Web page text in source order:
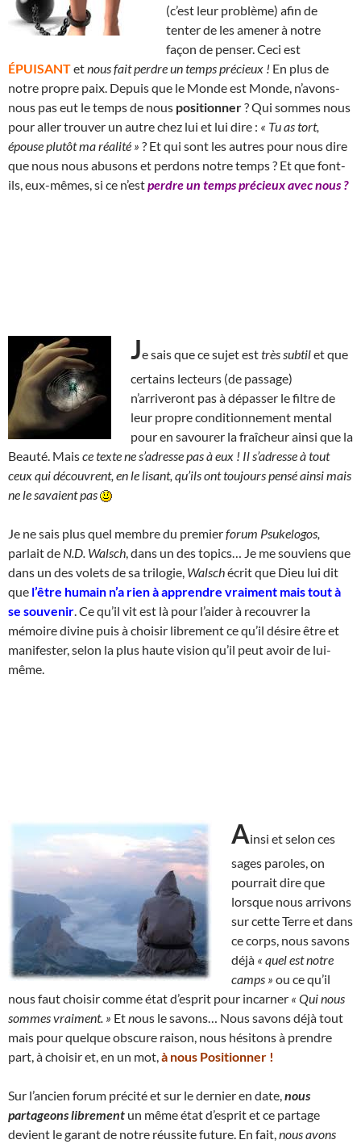
(c’est leur problème) afin de
tenter de les amener à notre
façon de penser. Ceci est
ÉPUISANTetnous fait perdre un temps précieux ! En plus de
notre propre paix. Depuis que le Monde est Monde, n’avons-
nous pas eut le temps de nous positionner? Qui sommes nous
pour aller trouver un autre chez lui et lui dire : « Tu as tort,
épouse plutôt ma réalité » ? Et qui sont les autres pour nous dire
que nous nous abusons et perdons notre temps ? Et que font-
ils, eux-mêmes, si ce n’estperdre un temps précieux avec nous ?
Je sais que ce sujet esttrès subtilet que
certains lecteurs (de passage)
n’arriveront pas à dépasser le filtre de
leur propre conditionnement mental
pour en savourer la fraîcheur ainsi que la
Beauté. Maisce texte ne s’adresse pas à eux ! Il s’adresse à tout
ceux qui découvrent, en le lisant, qu’ils ont toujours pensé ainsi mais
ne le savaient pas
Je ne sais plus quel membre du premierforum Psukelogos,
parlait de N.D. Walsch , dans un des topics… Je me souviens que
dans un des volets de sa trilogie, Walschécrit que Dieu lui dit
que l’être humain n’a rien à apprendre vraiment mais tout à
se souvenir . Ce qu’il vit est là pour l’aider à recouvrer la
mémoire divine puis à choisir librement ce qu’il désire être et
manifester, selon la plus haute vision qu’il peut avoir de lui-
même.
Ainsi et selon ces
sages paroles, on
pourrait dire que
lorsque nous arrivons
sur cette Terre et dans
ce corps, nous savons
déjà « quel est notre
camps » ou ce qu’il
nous faut choisir comme état d’esprit pour incarner « Qui nous
sommes vraiment. » Etnous le savons… Nous savons déjà tout
mais pour quelque obscure raison, nous hésitons à prendre
part, à choisir et, en un mot, à nous Positionner !
Sur l’ancien forum précité et sur le dernier en date, nous
partageons librement un même état d’esprit et ce partage
devient le garant de notre réussite future. En fait, nous avons